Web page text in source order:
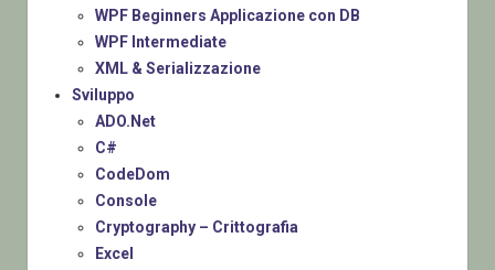
WPF Beginners Applicazione con DB
WPF Intermediate
XML & Serializzazione
Sviluppo
ADO.Net
C#
CodeDom
Console
Cryptography – Crittografia
Excel